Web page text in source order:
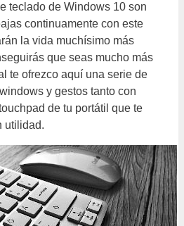
teclado de Windows 10 son
continuamente con este
la vida muchísimo más
que seas mucho más
te ofrezco aquí una serie de
y gestos tanto con
de tu portátil que te
utilidad.